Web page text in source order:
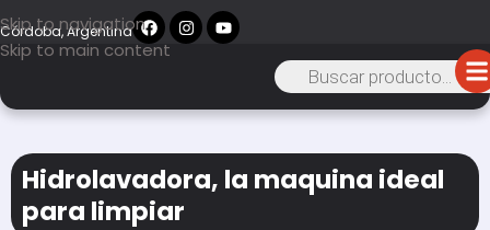
Skip to navigation
Skip to main content
Córdoba, Argentina
Hidrolavadora, la maquina ideal
para limpiar